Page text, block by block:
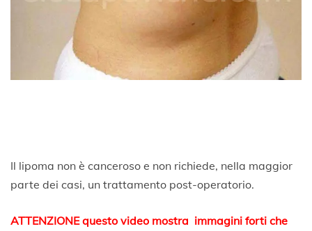
Il lipoma non è canceroso e non richiede, nella maggior
parte dei casi, un trattamento post-operatorio.
ATTENZIONE questo video mostra immagini forti che